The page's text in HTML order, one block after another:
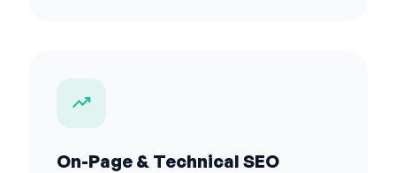
trending_up
On-Page & Technical SEO